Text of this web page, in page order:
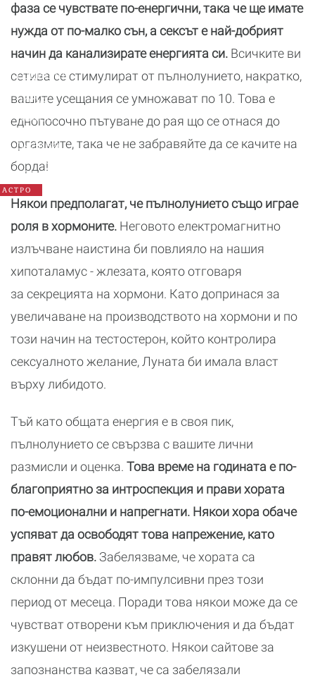
фаза се чувствате по-енергични, така че ще имате
нужда от по-малко сън, а сексът е най-добрият
начин да канализирате енергията си. Всичките ви
сетива се стимулират от пълнолунието, накратко,
вашите усещания се умножават по 10. Това е
еднопосочно пътуване до рая що се отнася до
оргазмите, така че не забравяйте да се качите на
борда!
Годишен
2026:
Какво
да
очаква
всяка
зодия
АСТРО
Някои предполагат, че пълнолунието също играе
роля в хормоните. Неговото електромагнитно
излъчване наистина би повлияло на нашия
хипоталамус - жлезата, която отговаря
за секрецията на хормони. Като допринася за
увеличаване на производството на хормони и по
този начин на тестостерон, който контролира
сексуалното желание, Луната би имала власт
върху либидото.
Тъй като общата енергия е в своя пик,
пълнолунието се свързва с вашите лични
размисли и оценка. Това време на годината е по-
благоприятно за интроспекция и прави хората
по-емоционални и напрегнати. Някои хора обаче
успяват да освободят това напрежение, като
правят любов. Забелязваме, че хората са
склонни да бъдат по-импулсивни през този
период от месеца. Поради това някои може да се
чувстват отворени към приключения и да бъдат
изкушени от неизвестното. Някои сайтове за
запознанства казват, че са забелязали